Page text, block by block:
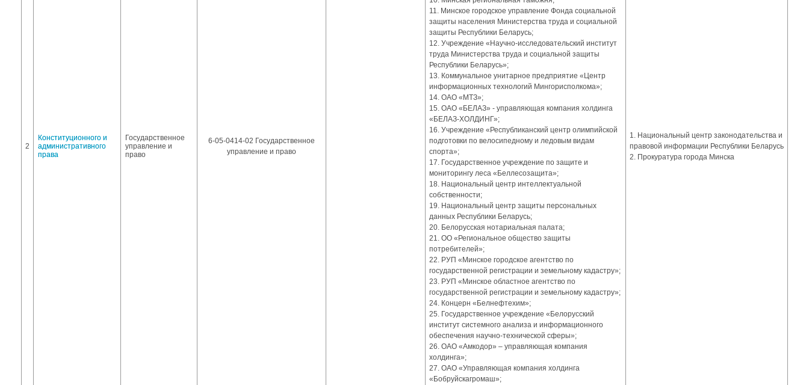
2
Конституционного и
административного
права
Государственное
управление и
право
6-05-0414-02 Государственное
управление и право
11. Минское городское управление Фонда социальной
защиты населения Министерства труда и социальной
защиты Республики Беларусь;
12. Учреждение «Научно-исследовательский институт
труда Министерства труда и социальной защиты
Республики Беларусь»;
13. Коммунальное унитарное предприятие «Центр
информационных технологий Мингорисполкома»;
14. ОАО «МТЗ»;
15. ОАО «БЕЛАЗ» - управляющая компания холдинга
«БЕЛАЗ-ХОЛДИНГ»;
16. Учреждение «Республиканский центр олимпийской
подготовки по велосипедному и ледовым видам
спорта»;
17. Государственное учреждение по защите и
мониторингу леса «Беллесозащита»;
18. Национальный центр интеллектуальной
собственности;
19. Национальный центр защиты персональных
данных Республики Беларусь;
20. Белорусская нотариальная палата;
21. ОО «Региональное общество защиты
потребителей»;
22. РУП «Минское городское агентство по
государственной регистрации и земельному кадастру»;
23. РУП «Минское областное агентство по
государственной регистрации и земельному кадастру»;
24. Концерн «Белнефтехим»;
25. Государственное учреждение «Белорусский
институт системного анализа и информационного
обеспечения научно-технической сферы»;
26. ОАО «Амкодор» – управляющая компания
холдинга»;
27. ОАО «Управляющая компания холдинга
«Бобруйскагромаш»;
1. Национальный центр законодательства и
правовой информации Республики Беларусь
2. Прокуратура города Минска